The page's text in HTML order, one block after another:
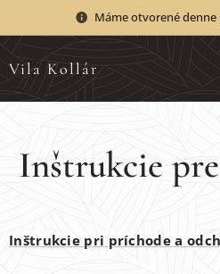
Máme otvorené
Vila Kollár
Inštrukcie
Inštrukcie pri príchode a